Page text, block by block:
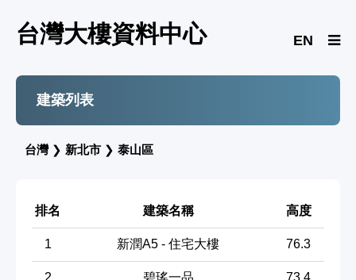
台灣大樓資料中心 EN
建築列表
台灣❯ 新北市 ❯ 泰山區
排名 建築名稱 高度
1 新潤A5 - 住宅大樓 76.3
2 碧瑤一品 73.4